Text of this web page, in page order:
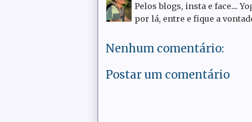
Pelos blogs, insta e face....
por lá, entre e fique a
Nenhum comentário:
Postar um comentário